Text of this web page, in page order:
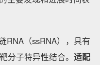
RNA（ssRNA），具有
分子特异性结合。 适配